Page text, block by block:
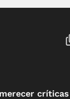
críticas